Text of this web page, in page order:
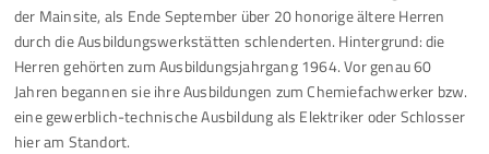
der Mainsite, als Ende September über 20 honorige ältere Herren
durch die Ausbildungswerkstätten schlenderten. Hintergrund: die
Herren gehörten zum Ausbildungsjahrgang 1964. Vor genau 60
Jahren begannen sie ihre Ausbildungen zum Chemiefachwerker bzw.
eine gewerblich-technische Ausbildung als Elektriker oder Schlosser
hier am Standort.